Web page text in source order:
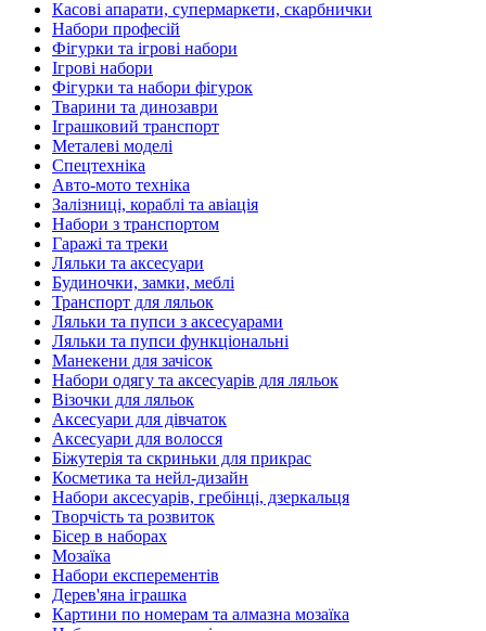
Касові апарати, супермаркети, скарбнички
Набори професій
Фігурки та ігрові набори
Ігрові набори
Фігурки та набори фігурок
Тварини та динозаври
Іграшковий транспорт
Металеві моделі
Спецтехніка
Авто-мото техніка
Залізниці, кораблі та авіація
Набори з транспортом
Гаражі та треки
Ляльки та аксесуари
Будиночки, замки, меблі
Транспорт для ляльок
Ляльки та пупси з аксесуарами
Ляльки та пупси функціональні
Манекени для зачісок
Набори одягу та аксесуарів для ляльок
Візочки для ляльок
Аксесуари для дівчаток
Аксесуари для волосся
Біжутерія та скриньки для прикрас
Косметика та нейл-дизайн
Набори аксесуарів, гребінці, дзеркальця
Творчість та розвиток
Бісер в наборах
Мозаїка
Набори експерементів
Дерев'яна іграшка
Картини по номерам та алмазна мозаїка